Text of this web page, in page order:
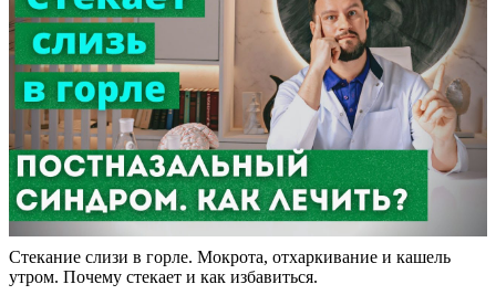
Стекание слизи в горле. Мокрота, отхаркивание и кашель
утром. Почему стекает и как избавиться.